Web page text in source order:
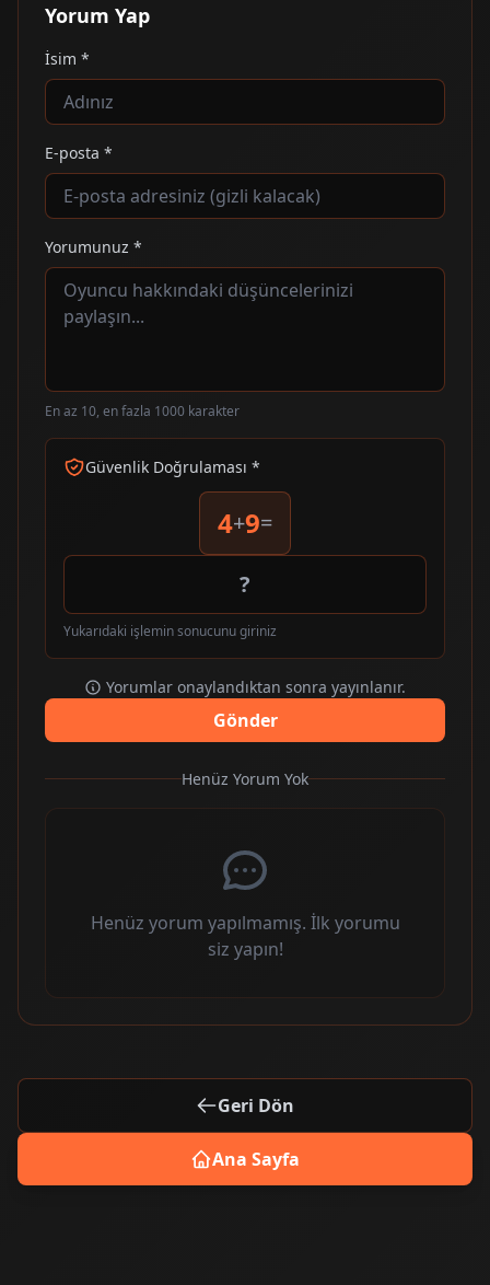
Yorum Yap
İsim *
E-posta *
Yorumunuz *
En az 10, en fazla 1000 karakter
Güvenlik Doğrulaması *
4+9=
Yukarıdaki işlemin sonucunu giriniz
Yorumlar onaylandıktan sonra yayınlanır.
Gönder
Henüz Yorum Yok
Henüz yorum yapılmamış. İlk yorumu
siz yapın!
Geri Dön
Ana Sayfa